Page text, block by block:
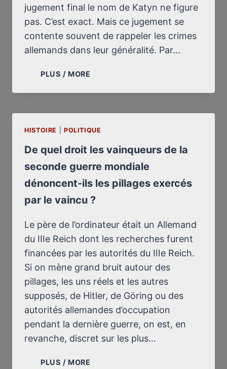
jugement final le nom de Katyn ne figure
pas. C’est exact. Mais ce jugement se
contente souvent de rappeler les crimes
allemands dans leur généralité. Par…
PLUS / MORE
DE
1946)
BIEN
CONDAMNÉ
LES
ALLEMANDS
POUR
CRIME
DE
–
CORRESPONDANCE
DU
19
DÉCEMBRE
AVEC
ARTHUR
HISTOIRE POLITIQUE
De quel droit les vainqueurs de la
seconde guerre mondiale
dénoncent-ils les pillages exercés
par le vaincu ?
Le père de l’ordinateur était un Allemand
du IIIe Reich dont les recherches furent
financées par les autorités du IIIe Reich.
Si on mène grand bruit autour des
pillages, les uns réels et les autres
supposés, de Hitler, de Göring ou des
autorités allemandes d’occupation
pendant la dernière guerre, on est, en
revanche, discret sur les plus…
PLUS / MORE